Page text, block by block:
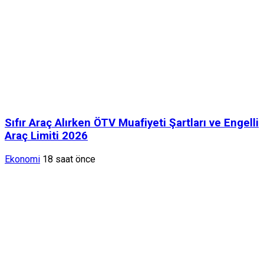
Sıfır Araç Alırken ÖTV Muafiyeti Şartları ve Engelli
Araç Limiti 2026
Ekonomi 18 saat önce